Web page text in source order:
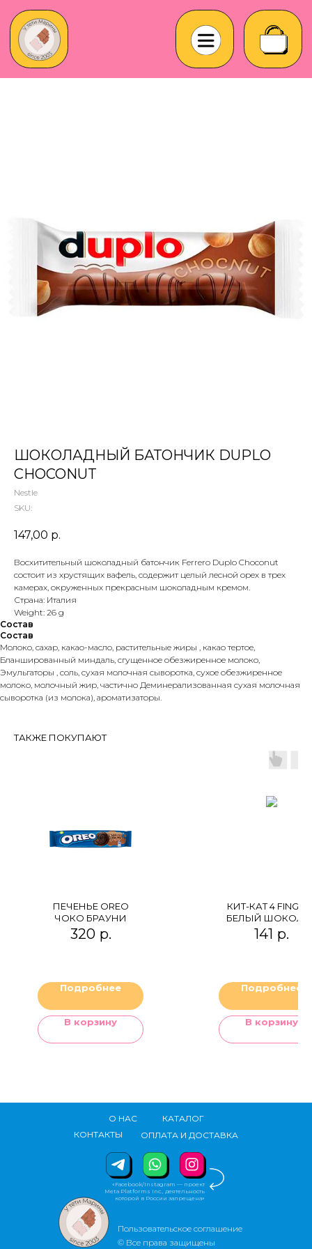
ТЕТИ МАРИНЫ
сладостей со всего мира
ШОКОЛАДНЫЙ БАТОНЧИК DUPLO
CHOCONUT
Nestle
SKU:
147,00 р.
Восхитительный шоколадный батончик Ferrero Duplo Choconut
состоит из хрустящих вафель, содержит целый лесной орех в трех
камерах, окруженных прекрасным шоколадным кремом.
Страна: Италия
Weight: 26 g
Состав
Состав
Молоко, сахар, какао-масло, растительные жиры , какао тертое,
Бланшированный миндаль, сгущенное обезжиренное молоко,
Эмульгаторы , соль, сухая молочная сыворотка, сухое обезжиренное
молоко, молочный жир, частично Деминерализованная сухая молочная
сыворотка (из молока), ароматизаторы.
ТАКЖЕ ПОКУПАЮТ
ПЕЧЕНЬЕ OREO
ЧОКО БРАУНИ
320 р.
Подробнее
В корзину
КИТ-КАТ 4
БЕЛЫЙ
141 р.
Подробнее
В корзину
О НАС
КАТАЛОГ
ОПЛАТА И ДОСТАВКА
КОНТАКТЫ
Пользовательское соглашение
© Все права защищены
«Facebook/Instagram — проект
Meta Platforms Inc., деятельность
которой в России запрещена»